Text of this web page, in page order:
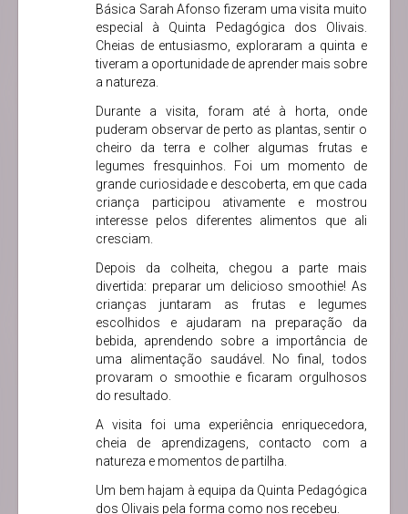
Básica Sarah Afonso fizeram uma visita muito
especial à Quinta Pedagógica dos Olivais.
Cheias de entusiasmo, exploraram a quinta e
tiveram a oportunidade de aprender mais sobre
a natureza.
Durante a visita, foram até à horta, onde
puderam observar de perto as plantas, sentir o
cheiro da terra e colher algumas frutas e
legumes fresquinhos. Foi um momento de
grande curiosidade e descoberta, em que cada
criança participou ativamente e mostrou
interesse pelos diferentes alimentos que ali
cresciam.
Depois da colheita, chegou a parte mais
divertida: preparar um delicioso smoothie! As
crianças juntaram as frutas e legumes
escolhidos e ajudaram na preparação da
bebida, aprendendo sobre a importância de
uma alimentação saudável. No final, todos
provaram o smoothie e ficaram orgulhosos
do resultado.
A visita foi uma experiência enriquecedora,
cheia de aprendizagens, contacto com a
natureza e momentos de partilha.
Um bem hajam à equipa da Quinta Pedagógica
dos Olivais pela forma como nos recebeu.